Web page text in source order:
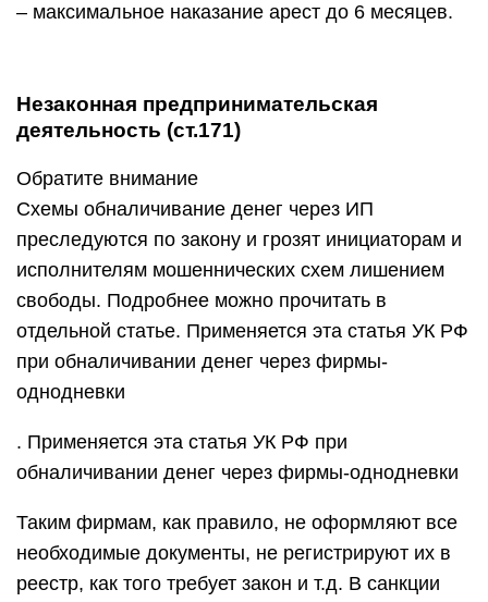
– максимальное наказание арест до 6 месяцев.
Незаконная предпринимательская
деятельность (ст.171)
Обратите внимание
Схемы обналичивание денег через ИП
преследуются по закону и грозят инициаторам и
исполнителям мошеннических схем лишением
свободы. Подробнее можно прочитать в
отдельной статье. Применяется эта статья УК РФ
при обналичивании денег через фирмы-
однодневки
. Применяется эта статья УК РФ при
обналичивании денег через фирмы-однодневки
Таким фирмам, как правило, не оформляют все
необходимые документы, не регистрируют их в
реестр, как того требует закон и т.д. В санкции